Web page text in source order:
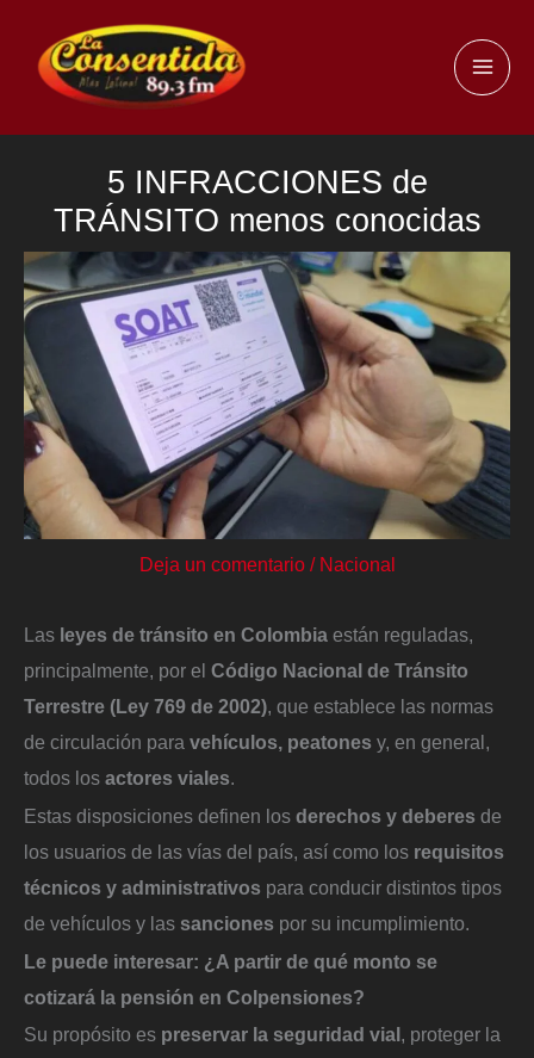
contenido
5 INFRACCIONES de
TRÁNSITO menos conocidas
Deja un comentario / Nacional
Las leyes de tránsito en Colombia están reguladas,
principalmente, por el Código Nacional de Tránsito
Terrestre (Ley 769 de 2002), que establece las normas
de circulación para vehículos, peatones y, en general,
todos los actores viales.
Estas disposiciones definen los derechos y deberes de
los usuarios de las vías del país, así como los requisitos
técnicos y administrativos para conducir distintos tipos
de vehículos y las sanciones por su incumplimiento.
Le puede interesar: ¿A partir de qué monto se
cotizará la pensión en Colpensiones?
Su propósito es preservar la seguridad vial, proteger la